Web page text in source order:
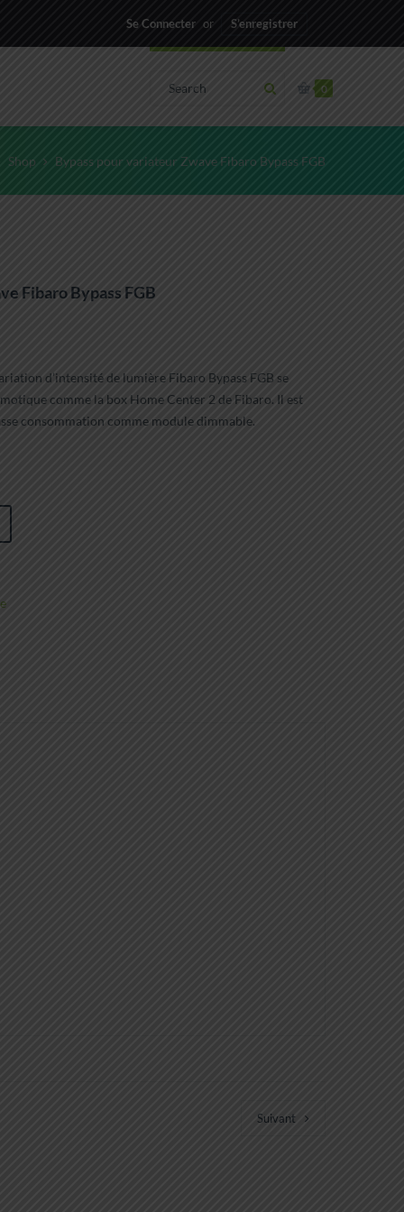
Se Connecter or S’enregistrer
0
Shop Bypass pour variateur Zwave Fibaro Bypass FGB
Fibaro Bypass FGB
d’intensité de lumière Fibaro Bypass FGB se
comme la box Home Center 2 de Fibaro. Il est
consommation comme module dimmable.
Suivant